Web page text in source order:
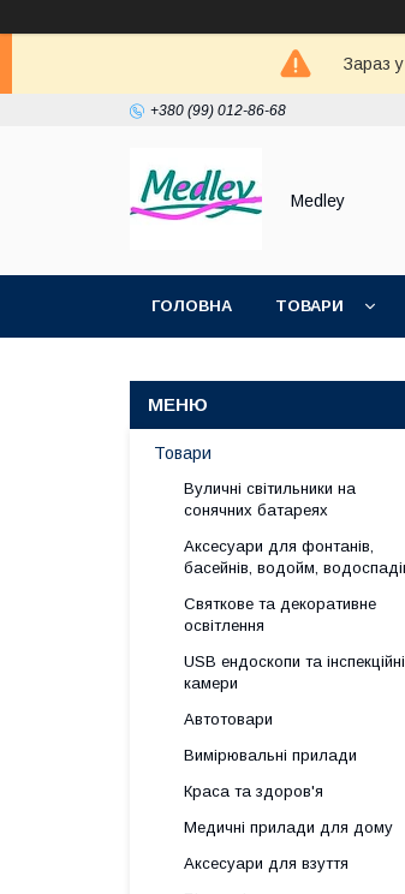
Зараз
+380 (99) 012-86-68
Medley
ГОЛОВНА ТОВАРИ
Товари
Вуличні світильники на
сонячних батареях
Аксесуари для фонтанів,
басейнів, водойм,
Святкове та декоративне
освітлення
USB ендоскопи та інспекційні
камери
Автотовари
Вимірювальні прилади
Краса та здоров'я
Медичні прилади для дому
Аксесуари для взуття